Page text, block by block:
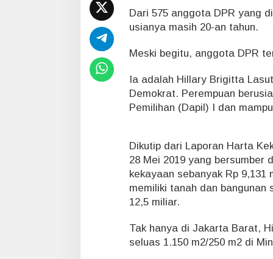
Dari 575 anggota DPR yang
usianya masih 20-an tahun.
Meski begitu, anggota DPR
Ia adalah Hillary Brigitta
Demokrat. Perempuan
Pemilihan (Dapil) I dan
Dikutip dari Laporan Harta
28 Mei 2019 yang bersumber
kekayaan sebanyak Rp
memiliki tanah dan
12,5 miliar.
Tak hanya di Jakarta Barat,
seluas 1.150 m2/250 m2 di